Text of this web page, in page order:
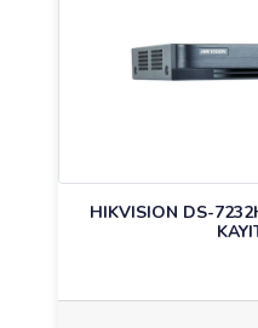
HIKVISION DS-